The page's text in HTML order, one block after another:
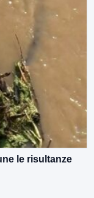
le risultanze